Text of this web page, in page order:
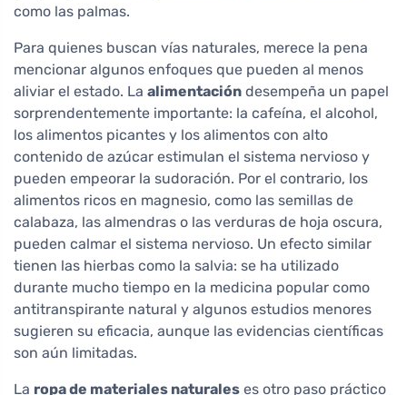
como las palmas.
Para quienes buscan vías naturales, merece la pena
mencionar algunos enfoques que pueden al menos
aliviar el estado. La alimentación desempeña un papel
sorprendentemente importante: la cafeína, el alcohol,
los alimentos picantes y los alimentos con alto
contenido de azúcar estimulan el sistema nervioso y
pueden empeorar la sudoración. Por el contrario, los
alimentos ricos en magnesio, como las semillas de
calabaza, las almendras o las verduras de hoja oscura,
pueden calmar el sistema nervioso. Un efecto similar
tienen las hierbas como la salvia: se ha utilizado
durante mucho tiempo en la medicina popular como
antitranspirante natural y algunos estudios menores
sugieren su eficacia, aunque las evidencias científicas
son aún limitadas.
La ropa de materiales naturales es otro paso práctico